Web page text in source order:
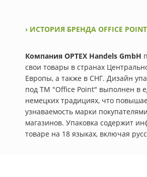
› ИСТОРИЯ БРЕНДА OFFICE
Компания OPTEX Handels GmbH
свои товары в странах
Европы, а также в СНГ. Дизайн
под ТМ "Office Point" выполнен в
немецких традициях, что
узнаваемость марки
магазинов. Упаковка содержит
товаре на 18 языках, включая